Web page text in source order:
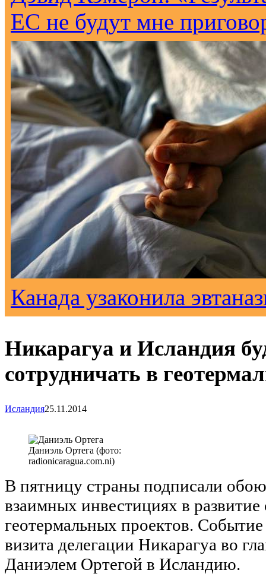
ЕС не будут мне
Канада узаконила
Никарагуа и Исландия
сотрудничать в
Исландия25.11.2014
Даниэль Ортега (фото:
radionicaragua.com.ni)
В пятницу страны подписали
взаимных инвестициях в
геотермальных проектов.
визита делегации Никарагуа во
Даниэлем Ортегой в Исландию.